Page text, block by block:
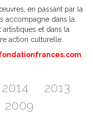
en passant par la
accompagne dans la
et dans la
action culturelle.
2014
2013
2009